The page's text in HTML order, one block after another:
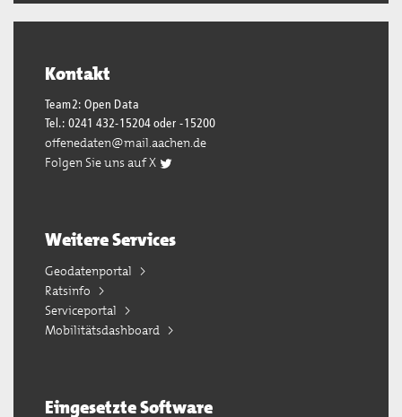
Kontakt
Team2: Open Data
Tel.: 0241 432-15204 oder -15200
offenedaten@mail.aachen.de
Folgen Sie uns auf X
Weitere Services
Geodatenportal
Ratsinfo
Serviceportal
Mobilitätsdashboard
Eingesetzte Software